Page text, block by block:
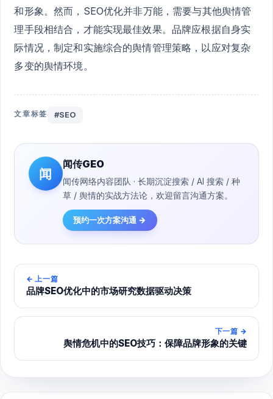
和形象。然而，SEO优化并非万能，需要与其他舆情管
理手段相结合，才能实现最佳效果。品牌应根据自身实
际情况，制定和实施综合的舆情管理策略，以应对复杂
多变的舆情环境。
文章标签 #SEO
闻
闻传GEO
闻传网络内容团队 · 长期沉淀搜索 / AI 搜索 / 种
草 / 舆情的实战方法论，欢迎留言沟通方案。
预约一次方案沟通 →
← 上一篇
品牌SEO优化中的市场研究数据驱动决策
下一篇 →
舆情危机中的SEO技巧：保障品牌形象的关键